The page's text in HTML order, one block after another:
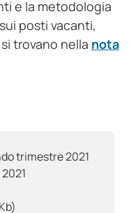
trimestre 2021
e la metodologia
posti vacanti,
trovano nella nota